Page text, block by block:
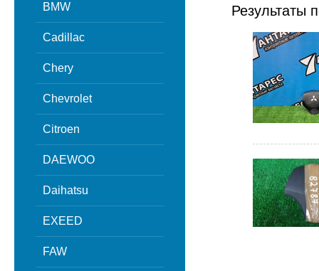
BMW
Cadillac
Chery
Chevrolet
Citroen
DAEWOO
Daihatsu
EXEED
FAW
Результаты